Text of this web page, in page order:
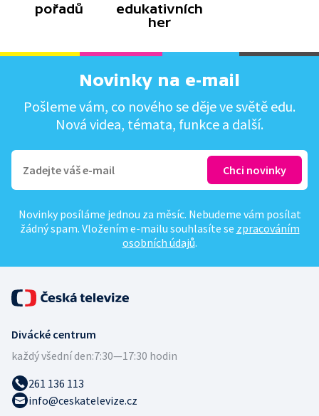
pořadů
edukativních
her
Novinky na e-mail
Pošleme vám, co nového se děje ve světě edu.
Nová videa, témata, funkce a další.
Novinky posíláme jednou za měsíc. Nebudeme vám posílat
žádný spam. Vložením e-mailu souhlasíte se zpracováním
osobních údajů.